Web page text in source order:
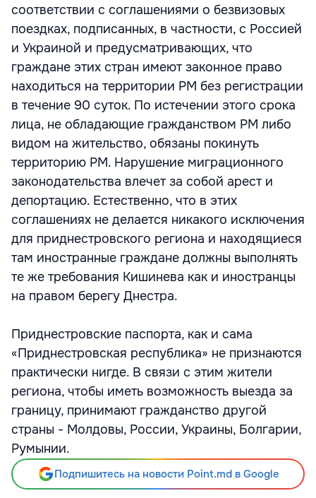
соответствии с соглашениями о безвизовых
поездках, подписанных, в частности, с Россией
и Украиной и предусматривающих, что
граждане этих стран имеют законное право
находиться на территории РМ без регистрации
в течение 90 суток. По истечении этого срока
лица, не обладающие гражданством РМ либо
видом на жительство, обязаны покинуть
территорию РМ. Нарушение миграционного
законодательства влечет за собой арест и
депортацию. Естественно, что в этих
соглашениях не делается никакого исключения
для приднестровского региона и находящиеся
там иностранные граждане должны выполнять
те же требования Кишинева как и иностранцы
на правом берегу Днестра.
Приднестровские паспорта, как и сама
«Приднестровская республика» не признаются
практически нигде. В связи с этим жители
региона, чтобы иметь возможность выезда за
границу, принимают гражданство другой
страны - Молдовы, России, Украины, Болгарии,
Румынии.
Подпишитесь на новости Point.md в Google